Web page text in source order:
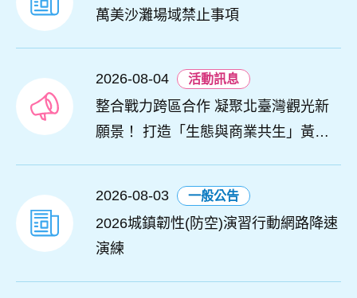
萬美沙灘場域禁止事項
2026-08-04 活動訊息
整合戰力跨區合作 凝聚北臺灣觀光新
願景！ 打造「生態與商業共生」黃金
2026-08-03 一般公告
2026城鎮韌性(防空)演習行動網路降速
演練